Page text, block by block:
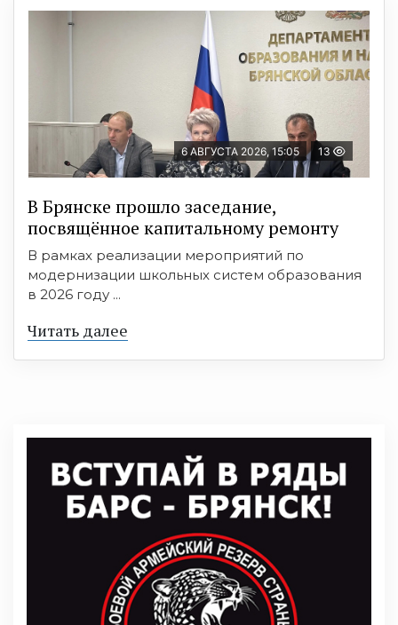
6 АВГУСТА 2026, 15:05 13
В Брянске прошло заседание,
посвящённое капитальному ремонту
В рамках реализации мероприятий по
модернизации школьных систем образования
в 2026 году ...
Читать далее